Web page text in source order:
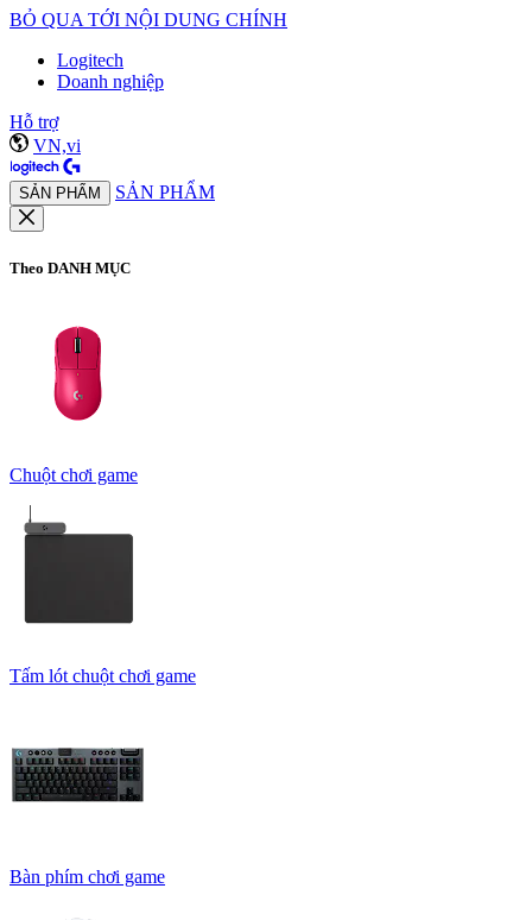
BỎ QUA TỚI NỘI DUNG CHÍNH
Logitech
Doanh nghiệp
Hỗ trợ
VN,vi
SẢN PHẨM SẢN PHẨM
Theo DANH MỤC
Chuột chơi game
Tấm lót chuột chơi game
Bàn phím chơi game